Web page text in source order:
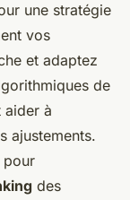
une stratégie
vos
et adaptez
de
aider à
ajustements.
pour
des